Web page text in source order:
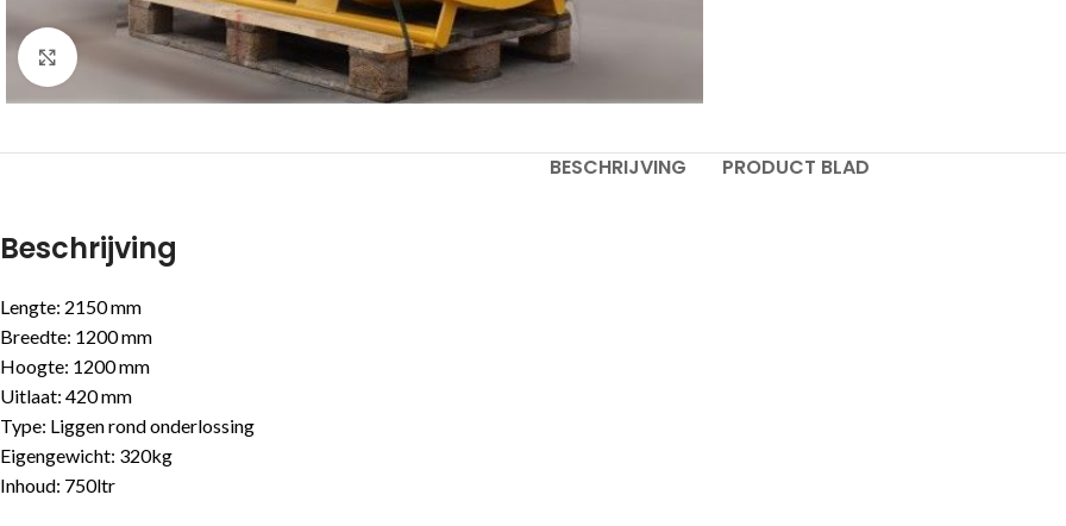
Click to enlarge
BESCHRIJVING PRODUCT BLAD
Beschrijving
Lengte: 2150 mm
Breedte: 1200 mm
Hoogte: 1200 mm
Uitlaat: 420 mm
Type: Liggen rond onderlossing
Eigengewicht: 320kg
Inhoud: 750ltr